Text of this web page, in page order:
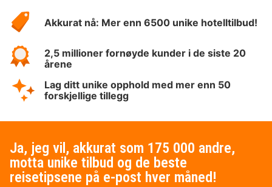
Hotelspecials
Akkurat nå: Mer enn 6500 unike hotelltilbud!
2,5 millioner fornøyde kunder i de siste 20
årene
Lag ditt unike opphold med mer enn 50
forskjellige tillegg
Ja, jeg vil, akkurat som 175 000 andre,
motta unike tilbud og de beste
reisetipsene på e-post hver måned!